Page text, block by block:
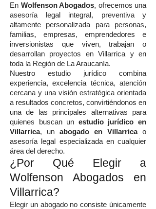
En Wolfenson Abogados, ofrecemos una
asesoría legal integral, preventiva y
altamente personalizada para personas,
familias, empresas, emprendedores e
inversionistas que viven, trabajan o
desarrollan proyectos en Villarrica y en
toda la Región de La Araucanía.
Nuestro estudio jurídico combina
experiencia, excelencia técnica, atención
cercana y una visión estratégica orientada
a resultados concretos, convirtiéndonos en
una de las principales alternativas para
quienes buscan un estudio jurídico en
Villarrica, un abogado en Villarricao
asesoría legal especializada en cualquier
área del derecho.
¿Por Qué Elegir a
Wolfenson Abogados en
Villarrica?
Elegir un abogado no consiste únicamente